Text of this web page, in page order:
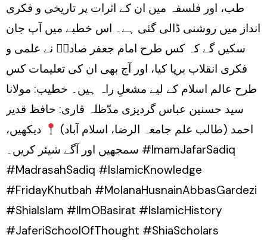
طب، اور فلسفہ میں ان کے اثرات پر تاریخی و فکری
انداز میں روشنی ڈالی گئی ہے۔ اس خطبے میں آپ جان
سکیں گے کہ کس طرح امام جعفر صادقؑ نے علمی و
فکری انقلاب برپا کیا، اور آج بھی ان کی تعلیمات کس
طرح عالم اسلام کے لیے مشعلِ راہ ہیں۔ خطیب: مولانا
سید حسنین عباس گردیزی مدّظلہ قاری: حافظ قدیر
احمد (طالب علم جامعہ الرضا، اسلام آباد)
دیکھیں،
سمجھیں اور آگے شیئر کریں۔ #ImamJafarSadiq
#MadrasahSadiq #IslamicKnowledge
#FridayKhutbah #MolanaHusnainAbbasGardezi
#ShiaIslam #IlmOBasirat #IslamicHistory
#JaferiSchoolOfThought #ShiaScholars